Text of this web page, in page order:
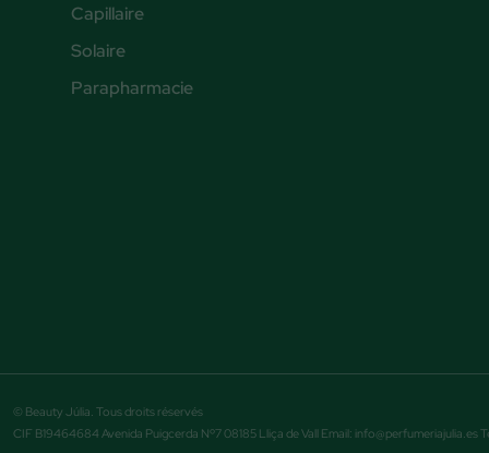
Capillaire
Solaire
Parapharmacie
© Beauty Júlia. Tous droits réservés
CIF B19464684 Avenida Puigcerda Nº7 08185 Lliça de Vall Email: